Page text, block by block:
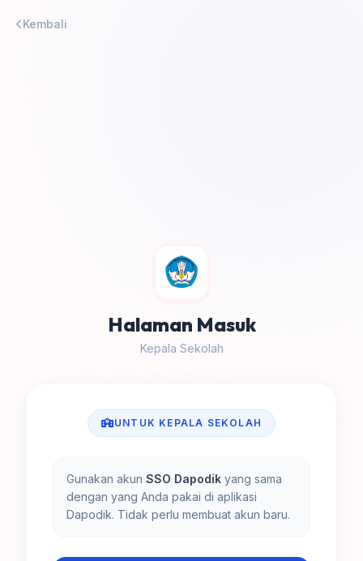
Kembali
Halaman Masuk
Kepala Sekolah
UNTUK KEPALA SEKOLAH
Gunakan akun SSO Dapodik yang sama
dengan yang Anda pakai di aplikasi
Dapodik. Tidak perlu membuat akun baru.